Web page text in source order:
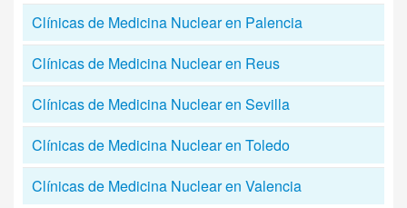
Clínicas de Medicina Nuclear en Palencia
Clínicas de Medicina Nuclear en Reus
Clínicas de Medicina Nuclear en Sevilla
Clínicas de Medicina Nuclear en Toledo
Clínicas de Medicina Nuclear en Valencia